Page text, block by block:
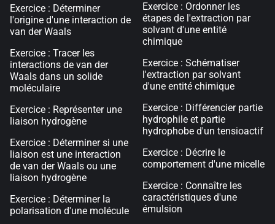
Exercice : Déterminer
l'origine d'une interaction de
van der Waals
Exercice : Tracer les
interactions de van der
Waals dans un solide
moléculaire
Exercice : Représenter une
liaison hydrogène
Exercice : Déterminer si une
liaison est une interaction
de van der Waals ou une
liaison hydrogène
Exercice : Déterminer la
polarisation d'une molécule
Exercice : Ordonner les
étapes de l'extraction par
solvant d'une entité
chimique
Exercice : Schématiser
l'extraction par solvant
d'une entité chimique
Exercice : Différencier partie
hydrophile et partie
hydrophobe d'un tensioactif
Exercice : Décrire le
comportement d'une micelle
Exercice : Connaître les
caractéristiques d'une
émulsion